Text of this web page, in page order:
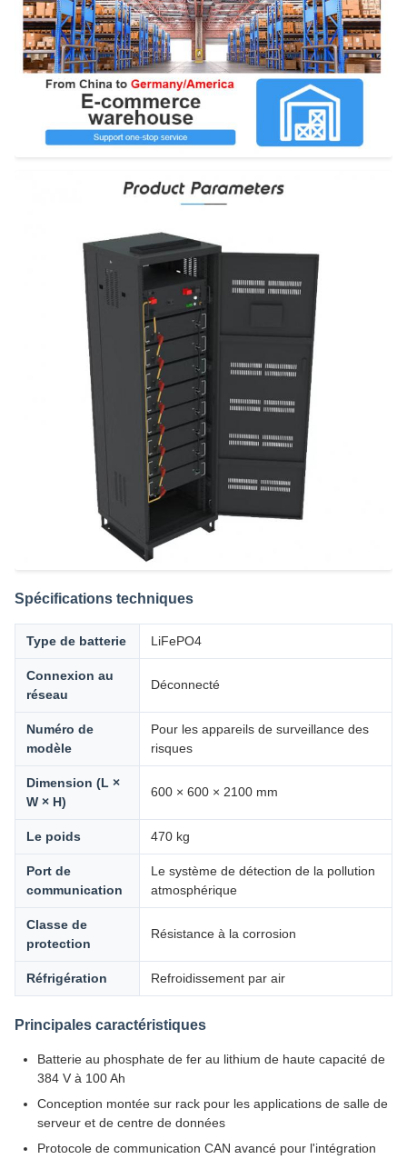
Spécifications techniques
Type de batterie LiFePO4
Connexion au
réseau
Déconnecté
Numéro de
modèle
Pour les appareils de surveillance des
risques
Dimension (L ×
W × H)
600 × 600 × 2100 mm
Le poids 470 kg
Port de
communication
Le système de détection de la pollution
atmosphérique
Classe de
protection
Résistance à la corrosion
Réfrigération Refroidissement par air
Principales caractéristiques
Batterie au phosphate de fer au lithium de haute capacité de
384 V à 100 Ah
Conception montée sur rack pour les applications de salle de
serveur et de centre de données
Protocole de communication CAN avancé pour l'intégration